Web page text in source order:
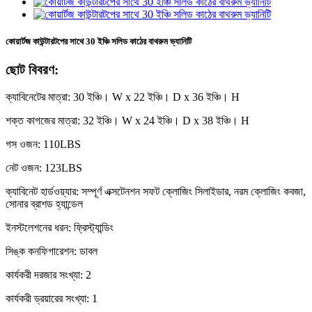
কোয়ার্টজ কাউন্টারটপের সাথে 30 ইঞ্চি সলিড কাঠের বাথরুম ভ্যানিটি
ছোট বিবরণ:
ক্যাবিনেটের মাত্রা: 30 ইঞ্চি। W x 22 ইঞ্চি। D x 36 ইঞ্চি। H
শক্ত কাগজের মাত্রা: 32 ইঞ্চি। W x 24 ইঞ্চি। D x 38 ইঞ্চি। H
গস ওজন: 110LBS
নেট ওজন: 123LBS
ক্যাবিনেট হার্ডওয়্যার: সম্পূর্ণ এক্সটেনশন সফট ক্লোজিং সিলাইডার, নরম ক্লোজিং কবজা,
সোনার ব্রাশড হ্যান্ডেল
ইনস্টলেশনের ধরন: ফ্রিস্ট্যান্ডিং
সিঙ্ক কনফিগারেশন: ডাবল
কার্যকরী দরজার সংখ্যা: 2
কার্যকরী ড্রয়ারের সংখ্যা: 1